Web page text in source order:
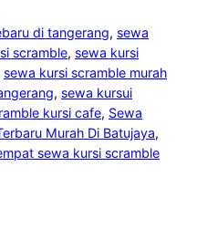
di tangerang, sewa
scramble, sewa kursi
sewa kursi scramble murah
, sewa kursui
kursi cafe, Sewa
Murah Di Batujaya
sewa kursi scramble